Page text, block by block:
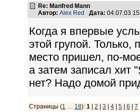
Re: Manfred Mann
Автор: Alex Red Дата: 04.07.03
Когда я впервые
этой групой.
место пришел, по-
а затем записал
нет? Надо домой
Страницы (1 … 18): 1 2 3 4 5 6 7